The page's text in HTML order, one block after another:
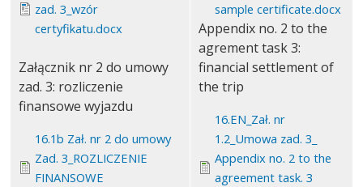
zad. 3_wzór
certyfikatu.docx
Załącznik nr 2 do umowy
zad. 3: rozliczenie
finansowe wyjazdu
16.1b Zał. nr 2 do umowy
Zad. 3_ROZLICZENIE
FINANSOWE
sample certificate.docx
Appendix no. 2 to the
agrement task 3:
financial settlement of
the trip
16.EN_Zał. nr
1.2_Umowa zad. 3_
Appendix no. 2 to the
agreement task. 3